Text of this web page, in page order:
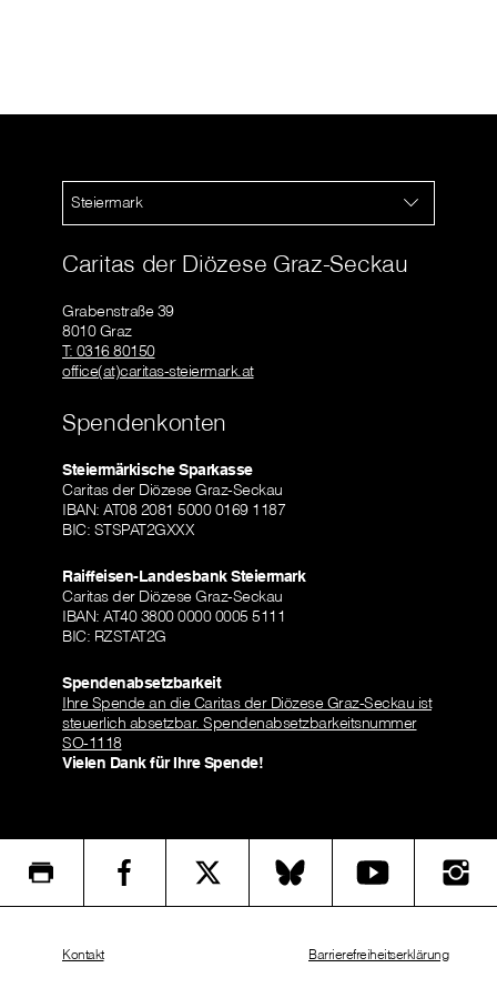
Steiermark
Caritas der Diözese Graz-Seckau
Grabenstraße 39
8010 Graz
T: 0316 80150
office(at)caritas-steiermark.at
Spendenkonten
Steiermärkische Sparkasse
Caritas der Diözese Graz-Seckau
IBAN: AT08 2081 5000 0169 1187
BIC: STSPAT2GXXX
Raiffeisen-Landesbank Steiermark
Caritas der Diözese Graz-Seckau
IBAN: AT40 3800 0000 0005 5111
BIC: RZSTAT2G
Spendenabsetzbarkeit
Ihre Spende an die Caritas der Diözese Graz-Seckau ist
steuerlich absetzbar. Spendenabsetzbarkeitsnummer
SO-1118
Vielen Dank für Ihre Spende!
Kontakt Barrierefreiheitserklärung